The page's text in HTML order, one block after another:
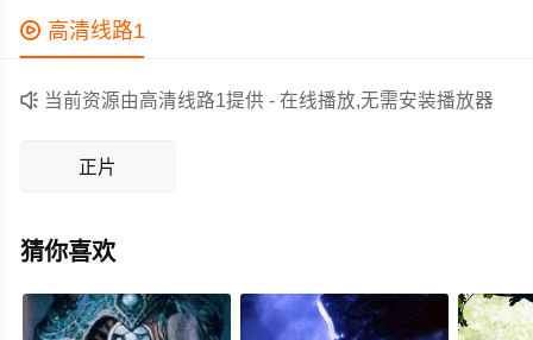
幸存者带到了一片未知的土地上。那里，栖息着大量的恐
龙和穴居人。他们能顺利地重返家园吗？
作为一部 上映的科幻电影，在当期同类题材影片中具有一
定的看点，在演员表现和剧情架构上也都有不错的亮点，
剧情紧凑，角色塑造鲜明，适合喜欢科幻类电影的观众观
 高清线路1
 当前资源由高清线路1提供 - 在线播放,无需安装播放器
正片
猜你喜欢